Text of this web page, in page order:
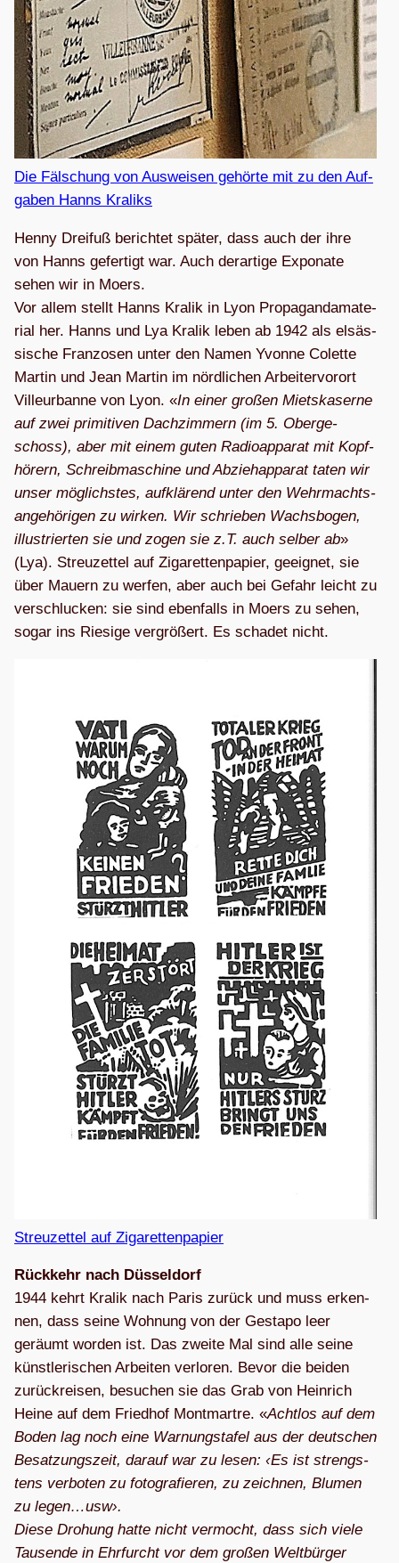
Die Fäl­schung von Aus­wei­sen gehörte mit zu den Auf­
ga­ben Hanns Kraliks
Henny Drei­fuß berich­tet spä­ter, dass auch der ihre
von Hanns gefer­tigt war. Auch der­ar­tige Expo­nate
sehen wir in Moers.
Vor allem stellt Hanns Kra­lik in Lyon Pro­pa­gan­da­ma­te­
rial her. Hanns und Lya Kra­lik leben ab 1942 als elsäs­
si­sche Fran­zo­sen unter den Namen Yvonne Colette
Mar­tin und Jean Mar­tin im nörd­li­chen Arbei­ter­vor­ort
Vil­leur­banne von Lyon. «In einer gro­ßen Miets­ka­serne
auf zwei pri­mi­ti­ven Dach­zim­mern (im 5. Ober­ge­
schoss), aber mit einem guten Radio­ap­pa­rat mit Kopf­
hö­rern, Schreib­ma­schine und Abzieh­ap­pa­rat taten wir
unser mög­lichs­tes, auf­klä­rend unter den Wehr­machts­
an­ge­hö­ri­gen zu wir­ken. Wir schrie­ben Wachs­bo­gen,
illus­trier­ten sie und zogen sie z.T. auch sel­ber ab»
(Lya). Streu­zet­tel auf Ziga­ret­ten­pa­pier, geeig­net, sie
über Mau­ern zu wer­fen, aber auch bei Gefahr leicht zu
ver­schlu­cken: sie sind eben­falls in Moers zu sehen,
sogar ins Rie­sige ver­grö­ßert. Es scha­det nicht.
Streu­zet­tel auf Zigarettenpapier
Rück­kehr nach Düs­sel­dorf
1944 kehrt Kra­lik nach Paris zurück und muss erken­
nen, dass seine Woh­nung von der Gestapo leer
geräumt wor­den ist. Das zweite Mal sind alle seine
künst­le­ri­schen Arbei­ten ver­lo­ren. Bevor die bei­den
zurück­rei­sen, besu­chen sie das Grab von Hein­rich
Heine auf dem Fried­hof Mont­martre. «Acht­los auf dem
Boden lag noch eine War­nungs­ta­fel aus der deut­schen
Besat­zungs­zeit, dar­auf war zu lesen: ‹Es ist strengs­
tens ver­bo­ten zu foto­gra­fie­ren, zu zeich­nen, Blu­men
zu legen…usw›.
Diese Dro­hung hatte nicht ver­mocht, dass sich viele
Tau­sende in Ehr­furcht vor dem gro­ßen Welt­bür­ger